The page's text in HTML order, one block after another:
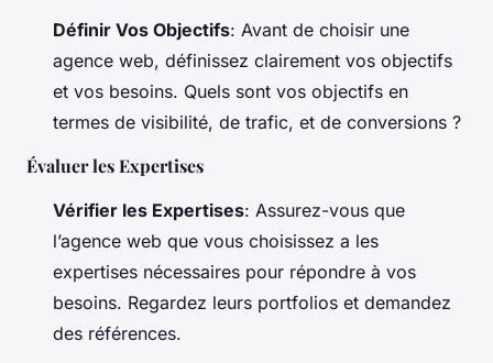
Définir Vos Objectifs: Avant de choisir une
agence web, définissez clairement vos objectifs
et vos besoins. Quels sont vos objectifs en
termes de visibilité, de trafic, et de conversions ?
Évaluer les Expertises
Vérifier les Expertises: Assurez-vous que
l’agence web que vous choisissez a les
expertises nécessaires pour répondre à vos
besoins. Regardez leurs portfolios et demandez
des références.